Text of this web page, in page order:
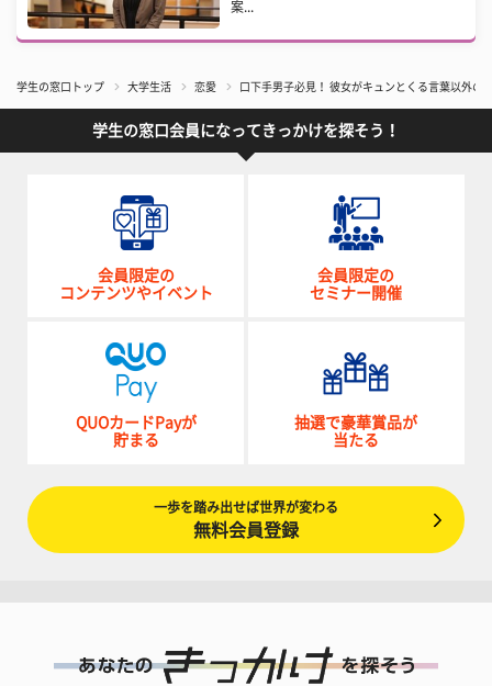
案...
学生の窓口トップ 大学生活 恋愛 口下手男子必見！ 彼女がキュンとくる言葉以外の
学生の窓口会員になってきっかけを探そう！
会員限定の
コンテンツやイベント
会員限定の
セミナー開催
QUOカードPayが
貯まる
抽選で豪華賞品が
当たる
一歩を踏み出せば世界が変わる
無料会員登録